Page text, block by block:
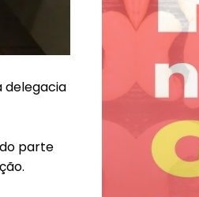
delegacia
parte